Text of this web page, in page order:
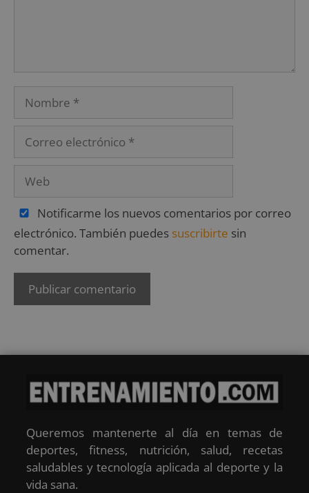
Notificarme los nuevos comentarios por correo
electrónico. También puedes suscribirte sin
comentar.
Queremos mantenerte al día en temas de
deportes, fitness, nutrición, salud, recetas
saludables y tecnología aplicada al deporte y la
vida sana.